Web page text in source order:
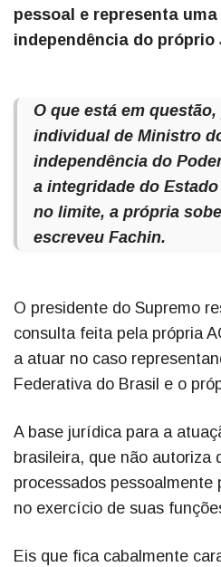
pessoal e representa
independência do próprio
O que está em
individual de Ministro
independência do
a integridade do
no limite, a própria
escreveu Fachin.
O presidente do Supremo
consulta feita pela própria
a atuar no caso
Federativa do Brasil e o
A base jurídica para a
brasileira, que não autoriza
processados pessoalmente
no exercício de suas
Eis que fica cabalmente